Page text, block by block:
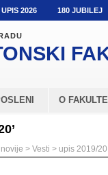
2026 180 JUBILEJ
O
> Vesti > upis 2019/20